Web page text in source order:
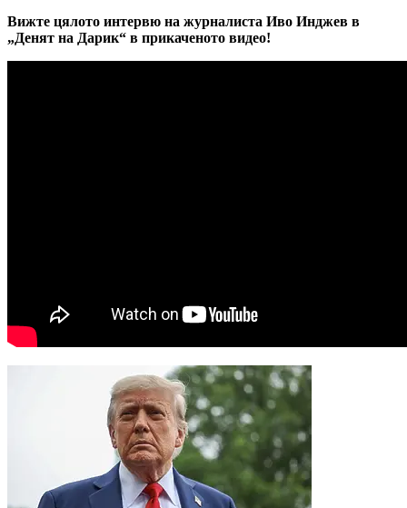
Вижте цялото интервю на журналиста Иво Инджев в
„Денят на Дарик“ в прикаченото видео!